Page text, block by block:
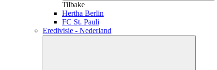
Tilbake
Hertha Berlin
FC St. Pauli
Eredivisie - Nederland